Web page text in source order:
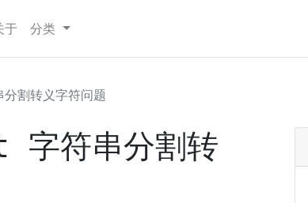
于 分类
转义字符问题
符串分割转